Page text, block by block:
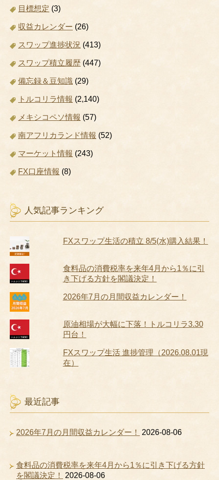
目標想定 (3)
収益カレンダー (26)
スワップ進捗状況 (413)
スワップ積立履歴 (447)
備忘録＆豆知識 (29)
トルコリラ情報 (2,140)
メキシコペソ情報 (57)
南アフリカランド情報 (52)
マーケット情報 (243)
FX口座情報 (8)
人気記事ランキング
FXスワップ生活の積立 8/5(水)購入結果！
食料品の消費税率を来年4月から1％に引
き下げる方針を閣議決定！
2026年7月の月間収益カレンダー！
原油相場が大幅に下落！トルコリラ3.30
円台！
FXスワップ生活 進捗管理（2026.08.01現
在）
最近記事
2026年7月の月間収益カレンダー！ 2026-08-06
食料品の消費税率を来年4月から1％に引き下げる方針
を閣議決定！
2026-08-06